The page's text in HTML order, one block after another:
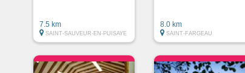
7.5 km
SAINT-SAUVEUR-EN-PUISAYE
8.0 km
SAINT-FARGEAU